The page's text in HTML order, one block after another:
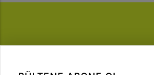
FIRSATLARI YAKALA